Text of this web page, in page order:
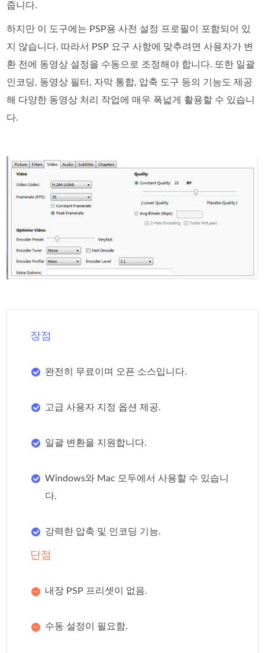
줍니다.
하지만 이 도구에는 PSP용 사전 설정 프로필이 포함되어 있
지 않습니다. 따라서 PSP 요구 사항에 맞추려면 사용자가 변
환 전에 동영상 설정을 수동으로 조정해야 합니다. 또한 일괄
인코딩, 동영상 필터, 자막 통합, 압축 도구 등의 기능도 제공
해 다양한 동영상 처리 작업에 매우 폭넓게 활용할 수 있습니
다.
장점
완전히 무료이며 오픈 소스입니다.
고급 사용자 지정 옵션 제공.
일괄 변환을 지원합니다.
Windows와 Mac 모두에서 사용할 수 있습니
다.
강력한 압축 및 인코딩 기능.
단점
내장 PSP 프리셋이 없음.
수동 설정이 필요함.